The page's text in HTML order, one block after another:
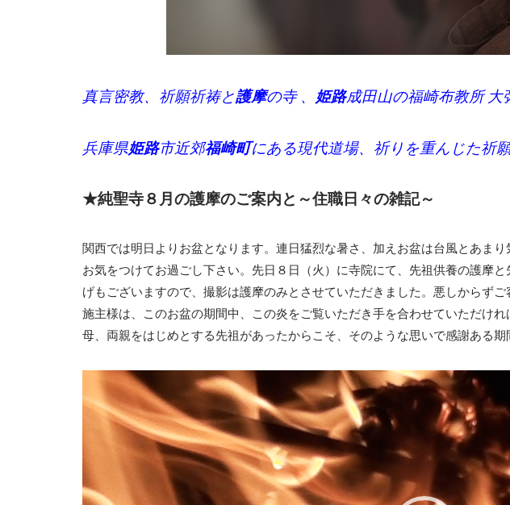
真言密教、祈願祈祷と護摩の寺 、 姫路成田山の福崎布教所 大
兵庫県姫路市近郊福崎町にある現代道場、祈りを重んじた祈
★純聖寺８月の護摩のご案内と～住職日々の雑記～
関西では明日よりお盆となります。連日猛烈な暑さ、加えお盆は台風とあま
お気をつけてお過ごし下さい。先日８日（火）に寺院にて、先祖供養の護摩
げもございますので、撮影は護摩のみとさせていただきました。悪しからず
施主様は、このお盆の期間中、この炎をご覧いただき手を合わせていただけ
母、両親をはじめとする先祖があったからこそ、そのような思いで感謝ある期
画
レ
ヤ